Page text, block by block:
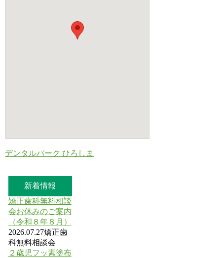
デンタルパーク ひろしま
新着情報
矯正歯科無料相談
会お休みのご案内
（令和８年８月）
2026.07.27矯正歯
科無料相談会
２歳児フッ素塗布